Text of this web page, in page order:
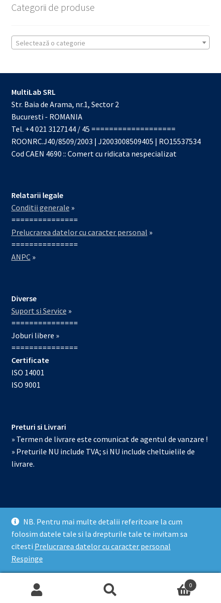
NB. Pentru mai multe detalii referitoare la cum
folosim datele tale si la drepturile tale te invitam sa
citesti Prelucrarea datelor cu caracter personal
Respinge
Categorii de produse
Selectează o categorie
MultiLab SRL
Str. Baia de Arama, nr.1, Sector 2
Bucuresti - ROMANIA
Tel. +4 021 3127144 / 45 ===================
ROONRC.J40/8509/2003 | J2003008509405 | RO15537534
Cod CAEN 4690 :: Comert cu ridicata nespecializat
Relatarii legale
Conditii generale »
===============
Prelucrarea datelor cu caracter personal »
===============
ANPC»
Diverse
Suport si Service »
===============
Joburi libere »
===============
Certificate
ISO 14001
ISO 9001
Preturi si Livrari
» Termen de livrare este comunicat de agentul de vanzare !
» Preturile NU include TVA; si NU include cheltuielile de
livrare.
© Echipamente de laborator 2026
Prelucrarea datelor cu caracter personal
Construit cu
WooCommerce.
0